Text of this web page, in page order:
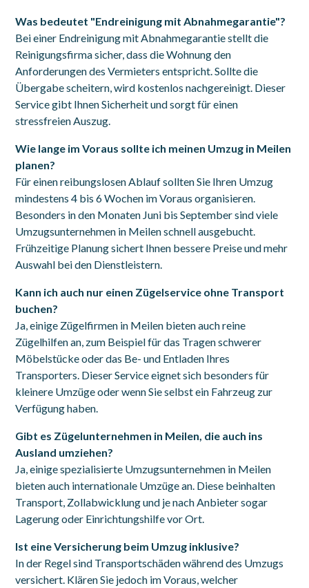
Was bedeutet "Endreinigung mit Abnahmegarantie"?
Bei einer Endreinigung mit Abnahmegarantie stellt die
Reinigungsfirma sicher, dass die Wohnung den
Anforderungen des Vermieters entspricht. Sollte die
Übergabe scheitern, wird kostenlos nachgereinigt. Dieser
Service gibt Ihnen Sicherheit und sorgt für einen
stressfreien Auszug.
Wie lange im Voraus sollte ich meinen Umzug in Meilen
planen?
Für einen reibungslosen Ablauf sollten Sie Ihren Umzug
mindestens 4 bis 6 Wochen im Voraus organisieren.
Besonders in den Monaten Juni bis September sind viele
Umzugsunternehmen in Meilen schnell ausgebucht.
Frühzeitige Planung sichert Ihnen bessere Preise und mehr
Auswahl bei den Dienstleistern.
Kann ich auch nur einen Zügelservice ohne Transport
buchen?
Ja, einige Zügelfirmen in Meilen bieten auch reine
Zügelhilfen an, zum Beispiel für das Tragen schwerer
Möbelstücke oder das Be- und Entladen Ihres
Transporters. Dieser Service eignet sich besonders für
kleinere Umzüge oder wenn Sie selbst ein Fahrzeug zur
Verfügung haben.
Gibt es Zügelunternehmen in Meilen, die auch ins
Ausland umziehen?
Ja, einige spezialisierte Umzugsunternehmen in Meilen
bieten auch internationale Umzüge an. Diese beinhalten
Transport, Zollabwicklung und je nach Anbieter sogar
Lagerung oder Einrichtungshilfe vor Ort.
Ist eine Versicherung beim Umzug inklusive?
In der Regel sind Transportschäden während des Umzugs
versichert. Klären Sie jedoch im Voraus, welcher